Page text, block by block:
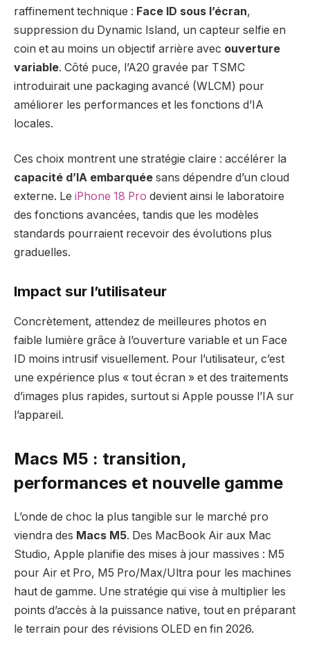
raffinement technique : Face ID sous l’écran,
suppression du Dynamic Island, un capteur selfie en
coin et au moins un objectif arrière avec ouverture
variable. Côté puce, l’A20 gravée par TSMC
introduirait une packaging avancé (WLCM) pour
améliorer les performances et les fonctions d’IA
locales.
Ces choix montrent une stratégie claire : accélérer la
capacité d’IA embarquée sans dépendre d’un cloud
externe. Le iPhone 18 Pro devient ainsi le laboratoire
des fonctions avancées, tandis que les modèles
standards pourraient recevoir des évolutions plus
graduelles.
Impact sur l’utilisateur
Concrètement, attendez de meilleures photos en
faible lumière grâce à l’ouverture variable et un Face
ID moins intrusif visuellement. Pour l’utilisateur, c’est
une expérience plus « tout écran » et des traitements
d’images plus rapides, surtout si Apple pousse l’IA sur
l’appareil.
Macs M5 : transition,
performances et nouvelle gamme
L’onde de choc la plus tangible sur le marché pro
viendra des Macs M5. Des MacBook Air aux Mac
Studio, Apple planifie des mises à jour massives : M5
pour Air et Pro, M5 Pro/Max/Ultra pour les machines
haut de gamme. Une stratégie qui vise à multiplier les
points d’accès à la puissance native, tout en préparant
le terrain pour des révisions OLED en fin 2026.